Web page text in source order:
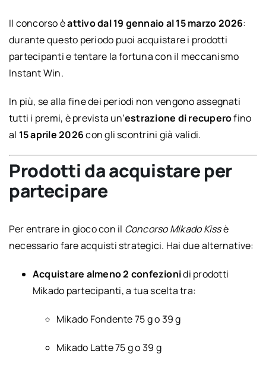
Il concorso èattivo dal 19 gennaio al 15 marzo 2026:
durante questo periodo puoi acquistare i prodotti
partecipanti e tentare la fortuna con il meccanismo
Instant Win.
In più, se alla fine dei periodi non vengono assegnati
tutti i premi, è prevista un’estrazione di recuperofino
al 15 aprile 2026con gli scontrini già validi.
Prodotti da acquistare per
partecipare
Per entrare in gioco con il Concorso Mikado Kissè
necessario fare acquisti strategici. Hai due alternative:
Acquistare almeno 2 confezionidi prodotti
Mikado partecipanti, a tua scelta tra:
Mikado Fondente 75 g o 39 g
Mikado Latte 75 g o 39 g